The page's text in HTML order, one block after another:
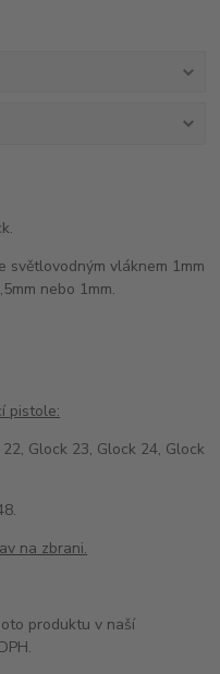
světlovodným vláknem 1mm
nebo 1mm.
pistole:
Glock 23, Glock 24, Glock
na zbrani.
produktu v naší